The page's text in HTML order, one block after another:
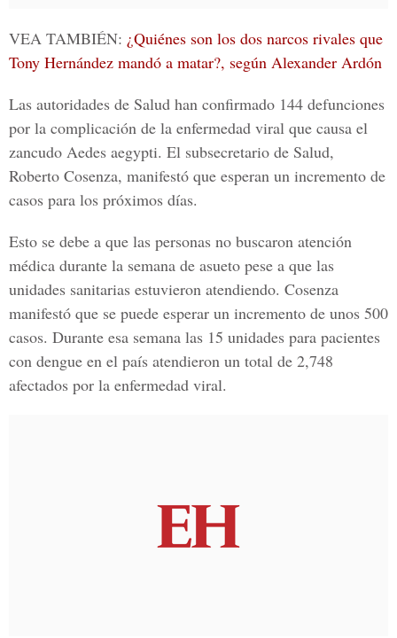
VEA TAMBIÉN: ¿Quiénes son los dos narcos rivales que
Tony Hernández mandó a matar?, según Alexander Ardón
Las autoridades de Salud han confirmado 144 defunciones
por la complicación de la enfermedad viral que causa el
zancudo Aedes aegypti. El subsecretario de Salud,
Roberto Cosenza, manifestó que esperan un incremento de
casos para los próximos días.
Esto se debe a que las personas no buscaron atención
médica durante la semana de asueto pese a que las
unidades sanitarias estuvieron atendiendo. Cosenza
manifestó que se puede esperar un incremento de unos 500
casos. Durante esa semana las 15 unidades para pacientes
con dengue en el país atendieron un total de 2,748
afectados por la enfermedad viral.